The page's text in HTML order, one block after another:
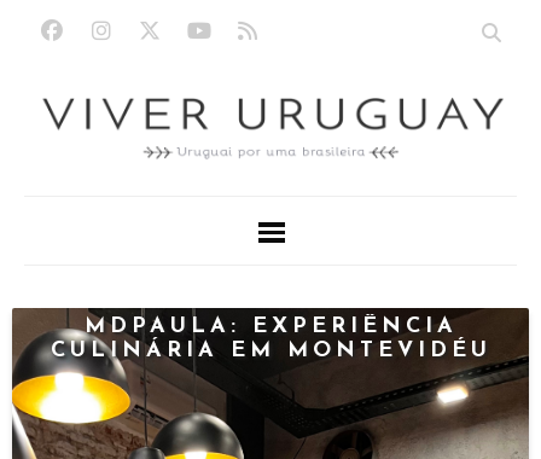
MDPAULA: EXPERIÊNCIA
CULINÁRIA EM MONTEVIDÉU